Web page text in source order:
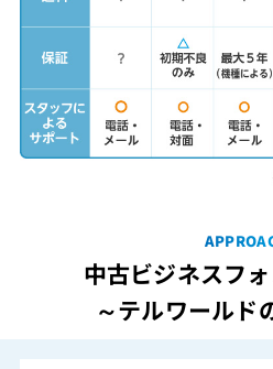
中古ビジネスフ
～テルワールド